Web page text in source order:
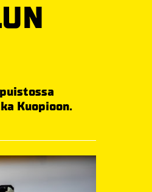
Kuopioon.